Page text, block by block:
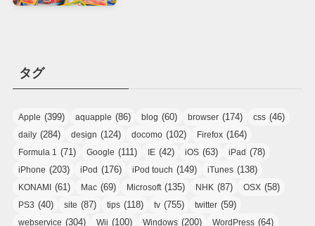
タグ
Apple (399) aquapple (86) blog (60) browser (174) css (46)
daily (284) design (124) docomo (102) Firefox (164)
Formula 1 (71) Google (111) IE (42) iOS (63) iPad (78)
iPhone (203) iPod (176) iPod touch (149) iTunes (138)
KONAMI (61) Mac (69) Microsoft (135) NHK (87) OSX (58)
PS3 (40) site (87) tips (118) tv (755) twitter (59)
webservice (304) Wii (100) Windows (200) WordPress (64)